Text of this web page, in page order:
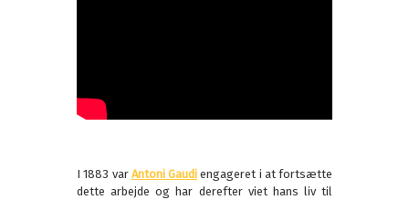
I 1883 var Antoni Gaudi engageret i at fortsætte
dette arbejde og har derefter viet hans liv til